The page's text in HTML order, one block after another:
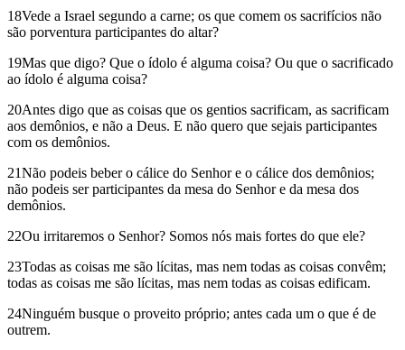
18Vede a Israel segundo a carne; os que comem os sacrifícios não
são porventura participantes do altar?
19Mas que digo? Que o ídolo é alguma coisa? Ou que o sacrificado
ao ídolo é alguma coisa?
20Antes digo que as coisas que os gentios sacrificam, as sacrificam
aos demônios, e não a Deus. E não quero que sejais participantes
com os demônios.
21Não podeis beber o cálice do Senhor e o cálice dos demônios;
não podeis ser participantes da mesa do Senhor e da mesa dos
demônios.
22Ou irritaremos o Senhor? Somos nós mais fortes do que ele?
23Todas as coisas me são lícitas, mas nem todas as coisas convêm;
todas as coisas me são lícitas, mas nem todas as coisas edificam.
24Ninguém busque o proveito próprio; antes cada um o que é de
outrem.